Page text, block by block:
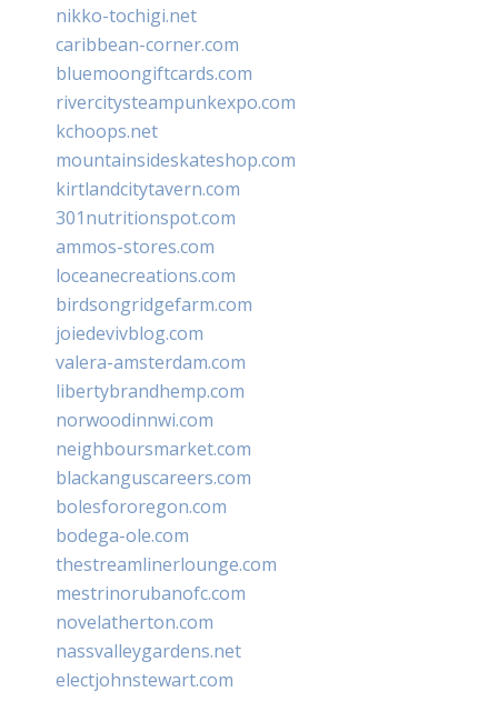
nikko-tochigi.net
caribbean-corner.com
bluemoongiftcards.com
rivercitysteampunkexpo.com
kchoops.net
mountainsideskateshop.com
kirtlandcitytavern.com
301nutritionspot.com
ammos-stores.com
loceanecreations.com
birdsongridgefarm.com
joiedevivblog.com
valera-amsterdam.com
libertybrandhemp.com
norwoodinnwi.com
neighboursmarket.com
blackanguscareers.com
bolesfororegon.com
bodega-ole.com
thestreamlinerlounge.com
mestrinorubanofc.com
novelatherton.com
nassvalleygardens.net
electjohnstewart.com